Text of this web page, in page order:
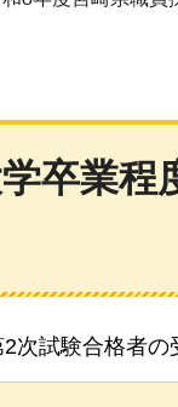
卒業程
試験合格者の